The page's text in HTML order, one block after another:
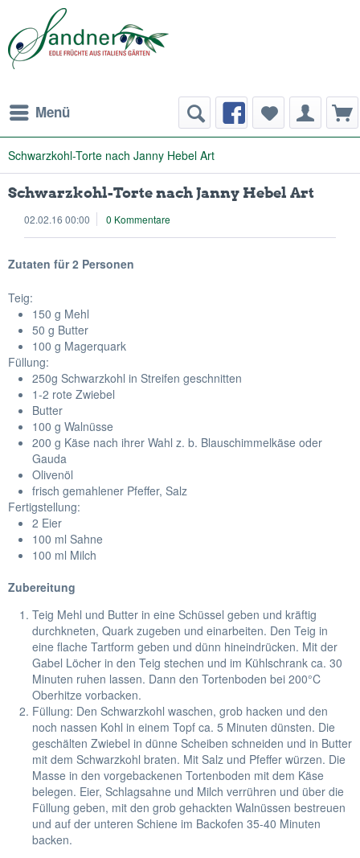
Menü
Schwarzkohl-Torte nach Janny Hebel Art
Schwarzkohl-Torte nach Janny Hebel Art
02.02.16 00:00 0 Kommentare
Zutaten für 2 Personen
Teig:
150 g Mehl
50 g Butter
100 g Magerquark
Füllung:
250g Schwarzkohl in Streifen geschnitten
1-2 rote Zwiebel
Butter
100 g Walnüsse
200 g Käse nach ihrer Wahl z. b. Blauschimmelkäse oder
Gauda
Olivenöl
frisch gemahlener Pfeffer, Salz
Fertigstellung:
2 Eier
100 ml Sahne
100 ml Milch
Zubereitung
Teig Mehl und Butter in eine Schüssel geben und kräftig
durchkneten, Quark zugeben und einarbeiten. Den Teig in
eine flache Tartform geben und dünn hineindrücken. Mit der
Gabel Löcher in den Teig stechen und im Kühlschrank ca. 30
Minuten ruhen lassen. Dann den Tortenboden bei 200°C
Oberhitze vorbacken.
Füllung: Den Schwarzkohl waschen, grob hacken und den
noch nassen Kohl in einem Topf ca. 5 Minuten dünsten. Die
geschälten Zwiebel in dünne Scheiben schneiden und in Butter
mit dem Schwarzkohl braten. Mit Salz und Pfeffer würzen. Die
Masse in den vorgebackenen Tortenboden mit dem Käse
belegen. Eier, Schlagsahne und Milch verrühren und über die
Füllung geben, mit den grob gehackten Walnüssen bestreuen
und auf der unteren Schiene im Backofen 35-40 Minuten
backen.